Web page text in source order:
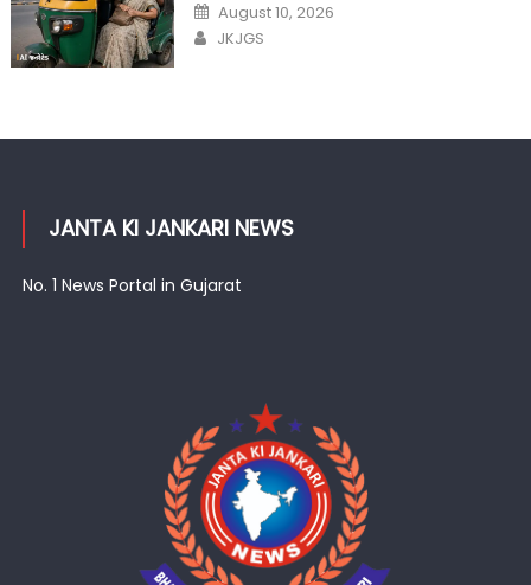
Posted
on
August 10, 2026
Author
JKJGS
JANTA KI JANKARI NEWS
No. 1 News Portal in Gujarat